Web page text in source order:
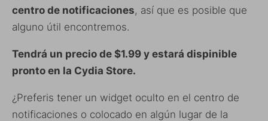
centro de notificaciones, así que es posible que
alguno útil encontremos.
Tendrá un precio de $1.99 y estará dispinible
pronto en la Cydia Store.
¿Preferis tener un widget oculto en el centro de
notificaciones o colocado en algún lugar de la